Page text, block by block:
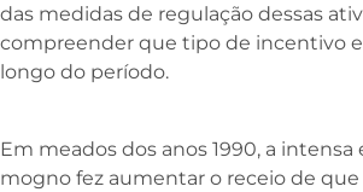
das medidas de regulação dessas
compreender que tipo de incentivo
longo do período.
Em meados dos anos 1990, a intensa
mogno fez aumentar o receio de que